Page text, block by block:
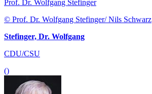
Prof. Dr. Wolfgang Stefinger
© Prof. Dr. Wolfgang Stefinger/ Nils Schwarz
Stefinger, Dr. Wolfgang
CDU/CSU
()